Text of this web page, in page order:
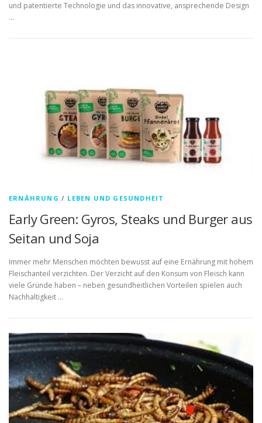
und patentierte Technologie und das innovative, ansprechende Design
…
ERNÄHRUNG / LEBEN UND GESUNDHEIT
Early Green: Gyros, Steaks und Burger aus
Seitan und Soja
Immer mehr Menschen möchten bewusst auf eine Ernährung mit hohem
Fleischanteil verzichten. Der Verzicht auf den Konsum von Fleisch kann
viele Gründe haben – neben gesundheitlichen Vorteilen spielen auch
Nachhaltigkeit …